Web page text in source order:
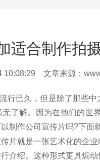
适合制作拍
10:08:29 文章来源：
已久，但是除了那些中
了解。因为在他们的世
制作公司宣传片吗?下面
就是一张艺术化的企业
介绍。这种形式更具煽